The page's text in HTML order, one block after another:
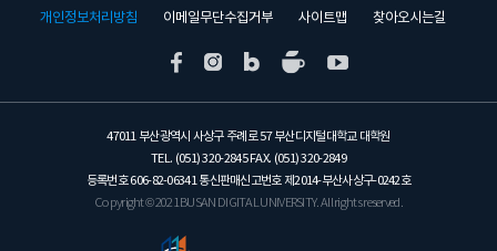
개인정보처리방침 이메일무단수집거부 사이트맵 찾아오시는길
47011 부산광역시 사상구 주례로 57 부산디지털대학교 대학원
TEL. (051) 320-2845 FAX. (051) 320-2849
등록번호 606-82-06341 통신판매신고번호 제2014-부산사상구-0242호
Copyright © 2021 BUSAN DIGITAL UNIVERSITY. All rights reserved.